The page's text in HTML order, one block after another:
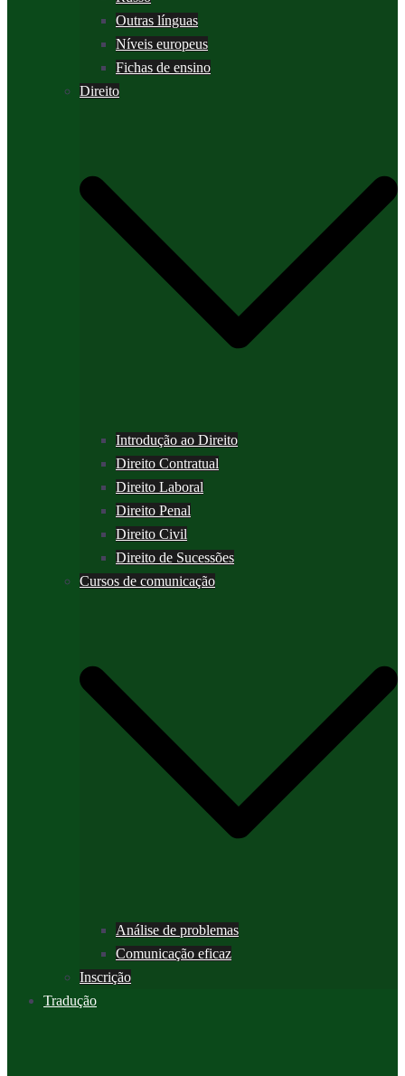
Outras línguas
Níveis europeus
Fichas de ensino
Direito
Introdução ao Direito
Direito Contratual
Direito Laboral
Direito Penal
Direito Civil
Direito de Sucessões
Cursos de comunicação
Análise de problemas
Comunicação eficaz
Inscrição
Tradução